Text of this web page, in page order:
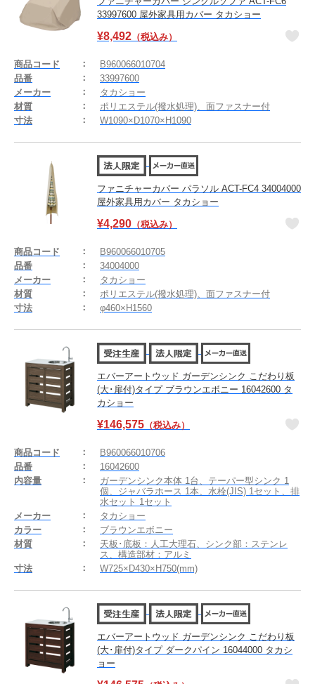
33997600 屋外家具用カバー タカショー
¥8,492 （税込み）
商品コード
B960066010704
品番
33997600
メーカー
タカショー
材質
ポリエステル(撥水処理)、面ファスナー付
寸法
W1090×D1070×H1090
ファニチャーカバー パラソル ACT-FC4 34004000
屋外家具用カバー タカショー
¥4,290 （税込み）
商品コード
B960066010705
品番
34004000
メーカー
タカショー
材質
ポリエステル(撥水処理)、面ファスナー付
寸法
φ460×H1560
エバーアートウッド ガーデンシンク こだわり板
(大･扉付)タイプ ブラウンエボニー 16042600 タ
カショー
¥146,575 （税込み）
商品コード
B960066010706
品番
16042600
内容量
ガーデンシンク本体 1台、テーパー型シンク 1
個、ジャバラホース 1本、水栓(JIS) 1セット、排
水セット 1セット
メーカー
タカショー
カラー
ブラウンエボニー
材質
天板･底板：人工大理石、シンク部：ステンレ
ス、構造部材：アルミ
寸法
W725×D430×H750(mm)
エバーアートウッド ガーデンシンク こだわり板
(大･扉付)タイプ ダークパイン 16044000 タカシ
ョー